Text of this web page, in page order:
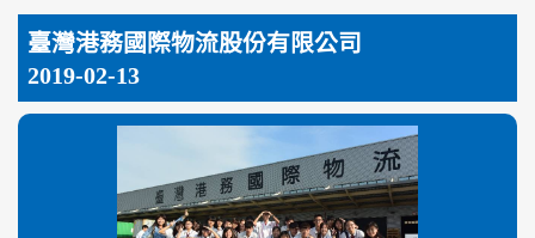
臺灣港務國際物流股份有限公司
2019-02-13